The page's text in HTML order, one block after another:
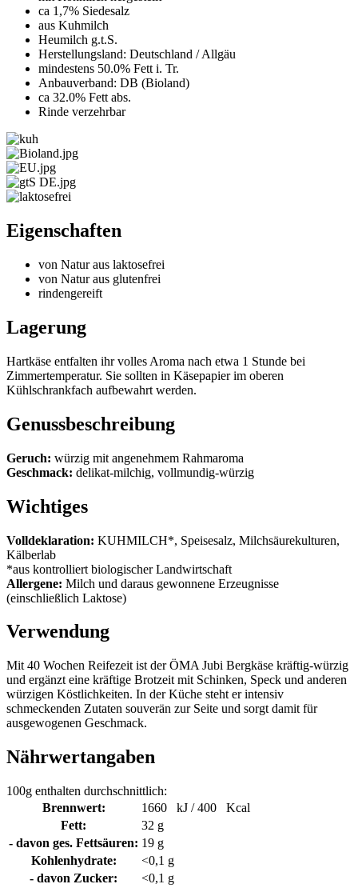
ca 1,7% Siedesalz
aus Kuhmilch
Heumilch g.t.S.
Herstellungsland: Deutschland / Allgäu
mindestens 50.0% Fett i. Tr.
Anbauverband: DB (Bioland)
ca 32.0% Fett abs.
Rinde verzehrbar
Eigenschaften
von Natur aus laktosefrei
von Natur aus glutenfrei
rindengereift
Lagerung
Hartkäse entfalten ihr volles Aroma nach etwa 1 Stunde bei
Zimmertemperatur. Sie sollten in Käsepapier im oberen
Kühlschrankfach aufbewahrt werden.
Genussbeschreibung
Geruch: würzig mit angenehmem Rahmaroma
Geschmack: delikat-milchig, vollmundig-würzig
Wichtiges
Volldeklaration: KUHMILCH*, Speisesalz, Milchsäurekulturen,
Kälberlab
*aus kontrolliert biologischer Landwirtschaft
Allergene: Milch und daraus gewonnene Erzeugnisse
(einschließlich Laktose)
Verwendung
Mit 40 Wochen Reifezeit ist der ÖMA Jubi Bergkäse kräftig-würzig
und ergänzt eine kräftige Brotzeit mit Schinken, Speck und anderen
würzigen Köstlichkeiten. In der Küche steht er intensiv
schmeckenden Zutaten souverän zur Seite und sorgt damit für
ausgewogenen Geschmack.
Nährwertangaben
100g enthalten durchschnittlich:
Brennwert:
1660 kJ / 400 Kcal
Fett:
32 g
- davon ges. Fettsäuren: 19 g
Kohlenhydrate:
<0,1 g
- davon Zucker:
<0,1 g